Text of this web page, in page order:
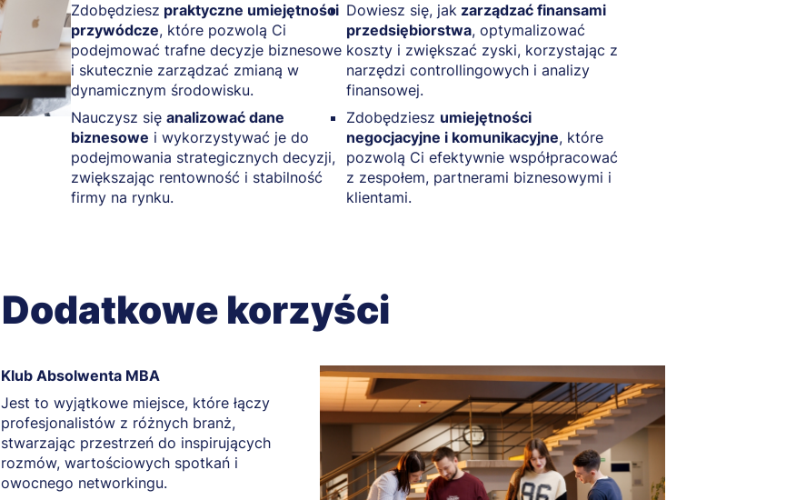
Zdobędziesz praktyczne umiejętności
przywódcze, które pozwolą Ci
podejmować trafne decyzje biznesowe
i skutecznie zarządzać zmianą w
dynamicznym środowisku.
Nauczysz się analizować dane
biznesowe i wykorzystywać je do
podejmowania strategicznych decyzji,
zwiększając rentowność i stabilność
firmy na rynku.
Dowiesz się, jak zarządzać finansami
przedsiębiorstwa, optymalizować
koszty i zwiększać zyski, korzystając z
narzędzi controllingowych i analizy
finansowej.
Zdobędziesz umiejętności
negocjacyjne i komunikacyjne, które
pozwolą Ci efektywnie współpracować
z zespołem, partnerami biznesowymi i
klientami.
Dodatkowe korzyści
Klub Absolwenta MBA
Jest to wyjątkowe miejsce, które łączy
profesjonalistów z różnych branż,
stwarzając przestrzeń do inspirujących
rozmów, wartościowych spotkań i
owocnego networkingu.